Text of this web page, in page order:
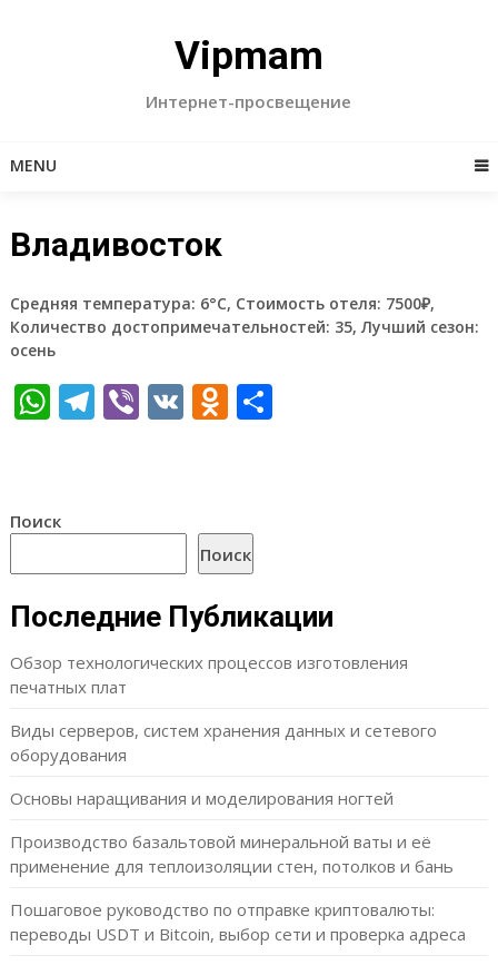
Vipmam
Интернет-просвещение
MENU
Владивосток
Средняя температура: 6°C, Стоимость отеля: 7500₽,
Количество достопримечательностей: 35, Лучший сезон:
осень
WhatsApp
Telegram
Viber
VKOdnoklassniki
Отправить
Поиск
Поиск
Последние Публикации
Обзор технологических процессов изготовления
печатных плат
Виды серверов, систем хранения данных и сетевого
оборудования
Основы наращивания и моделирования ногтей
Производство базальтовой минеральной ваты и её
применение для теплоизоляции стен, потолков и бань
Пошаговое руководство по отправке криптовалюты:
переводы USDT и Bitcoin, выбор сети и проверка адреса